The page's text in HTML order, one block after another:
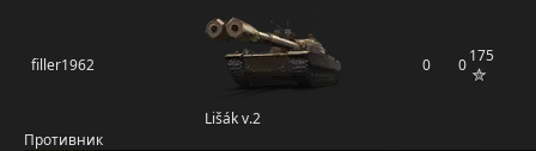
filler1962
Lišák v.2
0 0175
Противник